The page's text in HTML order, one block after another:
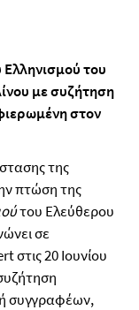
του
με συζήτηση
στον
της
πτώση της
του Ελεύθερου
σε
στις 20 Ιουνίου
συγγραφέων,